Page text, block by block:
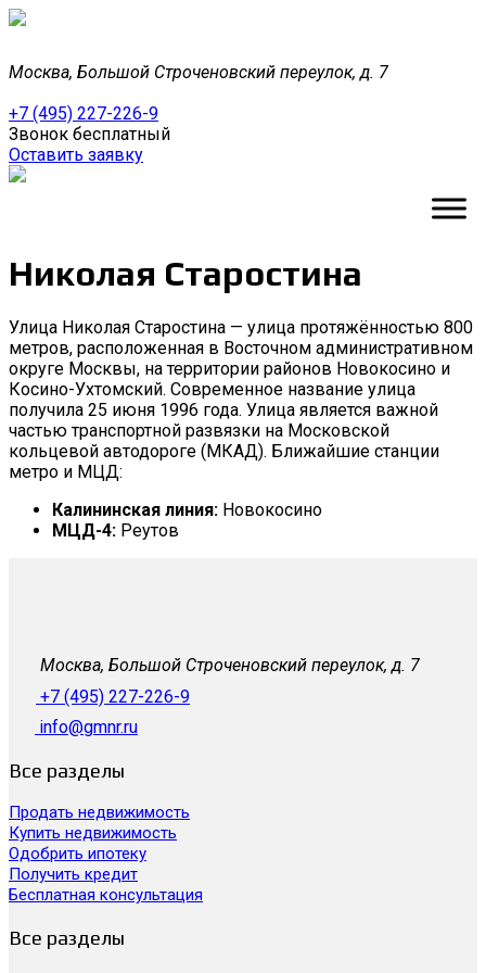
Москва, Большой Строченовский переулок, д. 7
+7 (495) 227-226-9
Звонок бесплатный
Оставить заявку
Николая Старостина
Улица Николая Старостина — улица протяжённостью 800
метров, расположенная в Восточном административном
округе Москвы, на территории районов Новокосино и
Косино-Ухтомский. Современное название улица
получила 25 июня 1996 года. Улица является важной
частью транспортной развязки на Московской
кольцевой автодороге (МКАД). Ближайшие станции
метро и МЦД:
Калининская линия: Новокосино
МЦД-4: Реутов
Москва, Большой Строченовский переулок, д. 7
+7 (495) 227-226-9
info@gmnr.ru
Все разделы
Продать недвижимость
Купить недвижимость
Одобрить ипотеку
Получить кредит
Бесплатная консультация
Все разделы